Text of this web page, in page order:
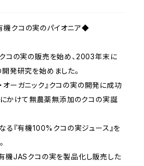
クコの実のパイオニア◆
コの実の販売を始め、2003年末に
開発研究を始めました。
オーガニック』クコの実の開発に成功
かけて無農薬無添加のクコの実誕
『有機100%クコの実ジュース』を
機JASクコの実を製品化し販売した